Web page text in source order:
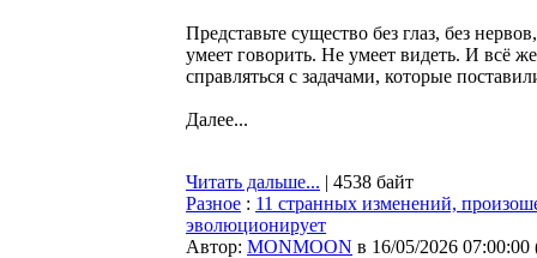
Представьте существо без глаз, без
умеет говорить. Не умеет видеть. И всё
справляться с задачами, которые
Далее...
Читать дальше... | 4538 байт
Разное : 11 странных изменений,
эволюционирует
Автор: MONMOON в 16/05/2026 07:00:00